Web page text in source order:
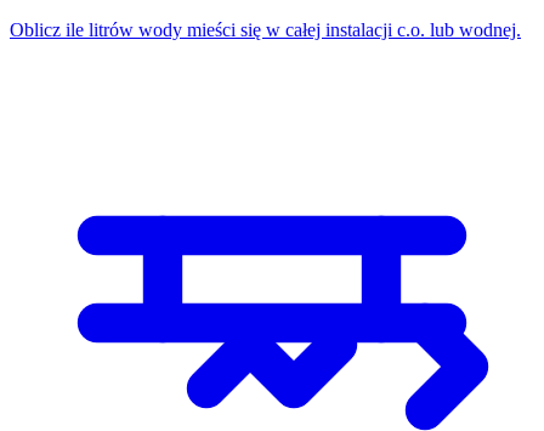
Oblicz ile litrów wody mieści się w całej instalacji c.o. lub wodnej.